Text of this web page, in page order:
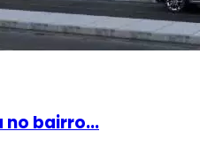
bairro...